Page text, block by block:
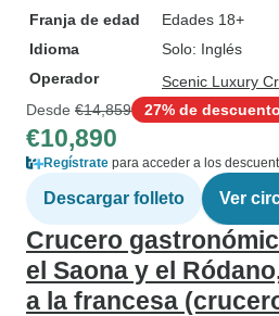
Franja de edad
Edades 18+
Idioma
Solo: Inglés
Operador
Scenic Luxury
Desde €14,859 27% de descuento
€10,890
Regístrate para acceder a los
Descargar folleto Ver
Crucero
el Saona y el
a la francesa